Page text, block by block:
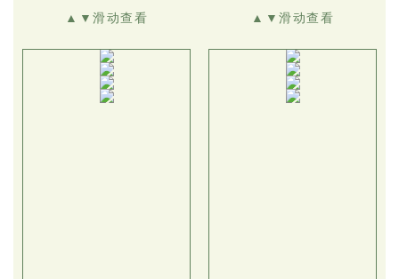
▲▼滑动查看
▲▼滑动查看